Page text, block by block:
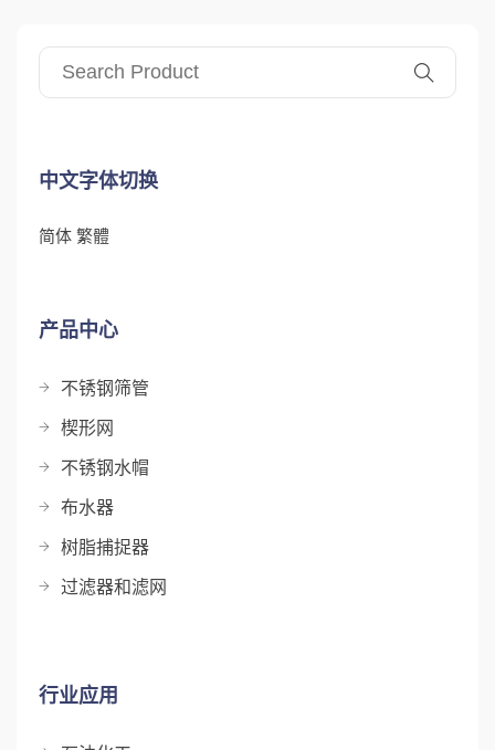
中文字体切换
简体 繁體
产品中心
不锈钢筛管
楔形网
不锈钢水帽
布水器
树脂捕捉器
过滤器和滤网
行业应用